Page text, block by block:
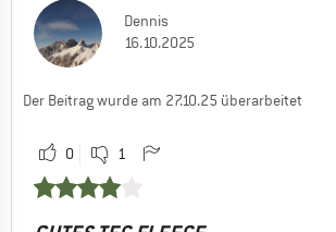
Dennis
16.10.2025
Der Beitrag wurde am 27.10.25 überarbeitet
0 1